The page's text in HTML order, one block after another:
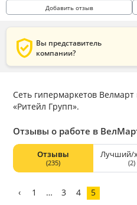
Добавить отзыв
verified_user Вы представитель
компании?
Сеть гипермаркетов Велмарт
«Ритейл Групп».
Отзывы о работе в
Отзывы
(235)
Лучший/
(2)
‹ 1 … 3 4 5